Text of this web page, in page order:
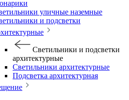
уличные наземные
и подсветки
Светильники и подсветки
архитектурные
Светильники архитектурные
Подсветка архитектурная